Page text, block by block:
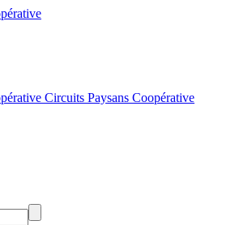
Circuits Paysans Coopérative